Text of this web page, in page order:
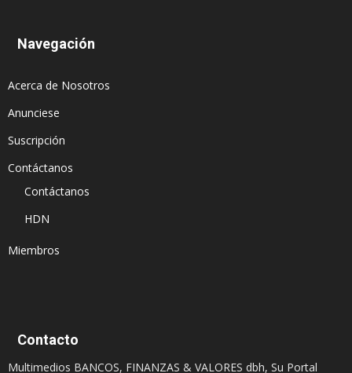
Navegación
Acerca de Nosotros
Anunciese
Suscripción
Contáctanos
Contáctanos
HDN
Miembros
Contacto
Multimedios BANCOS, FINANZAS & VALORES dbh, Su Portal